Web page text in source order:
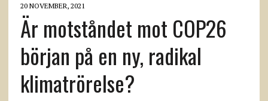
20 NOVEMBER, 2021
Är motståndet mot COP26
början på en ny, radikal
klimatrörelse?